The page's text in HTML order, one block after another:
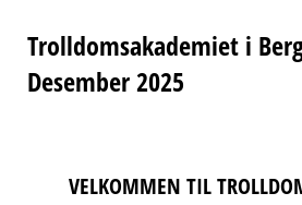
Trolldomsakademiet i
Desember 2025
VELKOMMEN TIL